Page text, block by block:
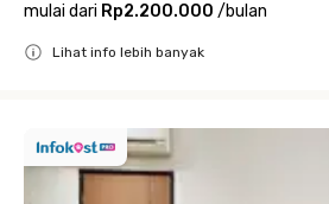
mulai dari Rp2.200.000 /bulan
Lihat info lebih banyak